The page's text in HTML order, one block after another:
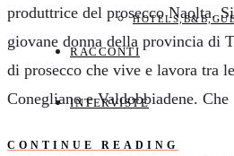
RACCONTI
INTERVISTE
produttrice del prosecco Naolta.
giovane donna della provincia di
di prosecco che vive e lavora tra
Conegliano e Valdobbiadene.
CONTINUE READING